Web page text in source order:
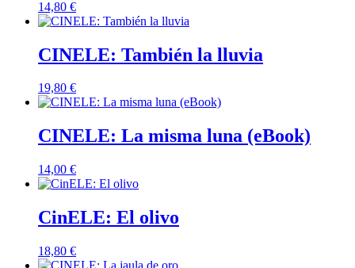
14,80 €
CINELE: También la lluvia
19,80 €
CINELE: La misma luna (eBook)
14,00 €
CinELE: El olivo
18,80 €